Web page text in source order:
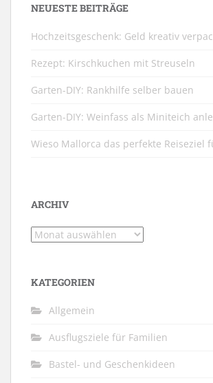
NEUESTE BEITRÄGE
Hochzeitsgeschenk: Geld kreativ
Rezept: Kirschkuchen mit Streuseln
Garten-DIY: Rankhilfe selber bauen
Garten-DIY: Weinfass als Miniteich
Wieso Mallorca das perfekte Reiseziel
ARCHIV
Archiv
KATEGORIEN
Allgemein
Ausflugsziele für Familien
Bastel- und Geschenkideen